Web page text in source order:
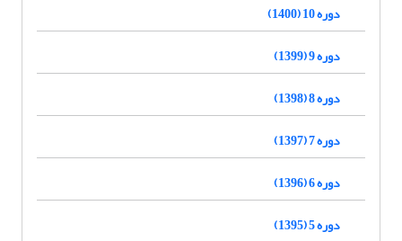
دوره 10 (1400)
دوره 9 (1399)
دوره 8 (1398)
دوره 7 (1397)
دوره 6 (1396)
دوره 5 (1395)